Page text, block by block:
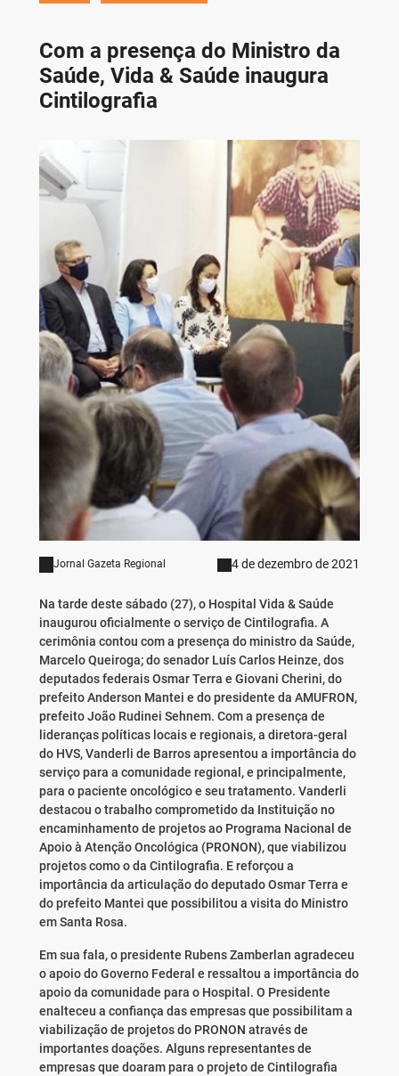
Com a presença do Ministro da
Saúde, Vida & Saúde inaugura
Cintilografia
Jornal Gazeta Regional 4 de dezembro de 2021
Na tarde deste sábado (27), o Hospital Vida & Saúde
inaugurou oficialmente o serviço de Cintilografia. A
cerimônia contou com a presença do ministro da Saúde,
Marcelo Queiroga; do senador Luís Carlos Heinze, dos
deputados federais Osmar Terra e Giovani Cherini, do
prefeito Anderson Mantei e do presidente da AMUFRON,
prefeito João Rudinei Sehnem. Com a presença de
lideranças políticas locais e regionais, a diretora-geral
do HVS, Vanderli de Barros apresentou a importância do
serviço para a comunidade regional, e principalmente,
para o paciente oncológico e seu tratamento. Vanderli
destacou o trabalho comprometido da Instituição no
encaminhamento de projetos ao Programa Nacional de
Apoio à Atenção Oncológica (PRONON), que viabilizou
projetos como o da Cintilografia. E reforçou a
importância da articulação do deputado Osmar Terra e
do prefeito Mantei que possibilitou a visita do Ministro
em Santa Rosa.
Em sua fala, o presidente Rubens Zamberlan agradeceu
o apoio do Governo Federal e ressaltou a importância do
apoio da comunidade para o Hospital. O Presidente
enalteceu a confiança das empresas que possibilitam a
viabilização de projetos do PRONON através de
importantes doações. Alguns representantes de
empresas que doaram para o projeto de Cintilografia